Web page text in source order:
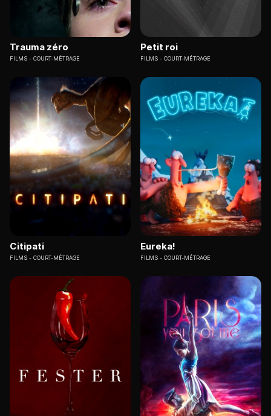
Trauma zéro
FILMS COURT-MÉTRAGE
Petit roi
FILMS COURT-MÉTRAGE
Citipati
FILMS COURT-MÉTRAGE
Eureka!
FILMS COURT-MÉTRAGE